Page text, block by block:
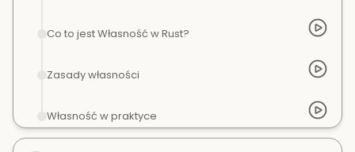
Co to jest Własność w Rust?
Zasady własności
Własność w praktyce